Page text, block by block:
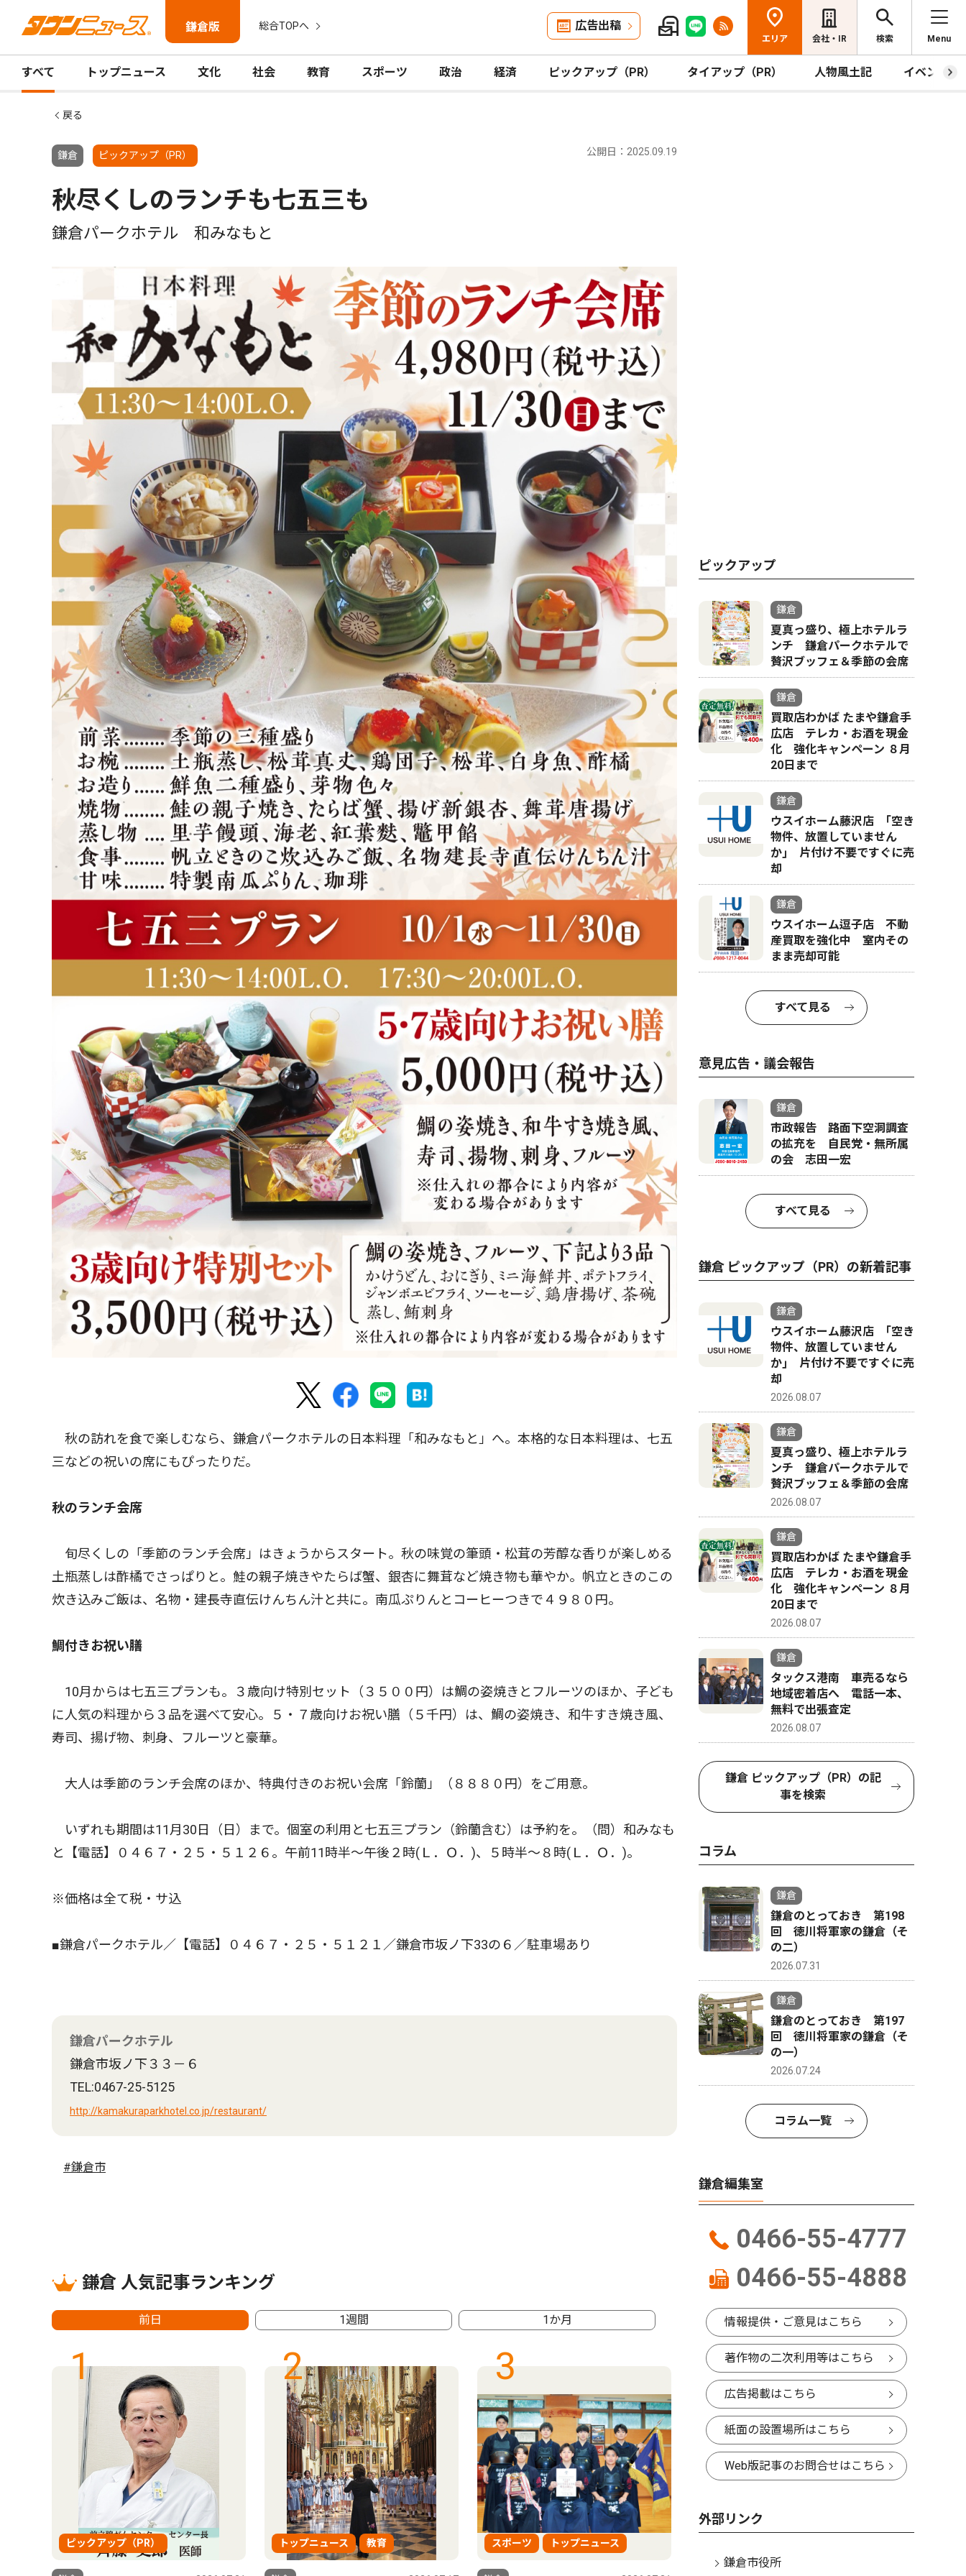
鎌倉版 総合TOPへ 広告出稿
エリア 会社・IR 検索 Menu
すべて トップニュース 文化 社会 教育 スポーツ 政治 経済 ピックアップ（PR） タイアップ（PR） 人物風土記 イベント
戻る
鎌倉 ピックアップ（PR） 公開日：2025.09.19
秋尽くしのランチも七五三も
鎌倉パークホテル 和みなもと
秋の訪れを食で楽しむなら、鎌倉パークホテルの日本料理「和みなもと」へ。本格的な日本料理は、七五
三などの祝いの席にもぴったりだ。
秋のランチ会席
旬尽くしの「季節のランチ会席」はきょうからスタート。秋の味覚の筆頭・松茸の芳醇な香りが楽しめる
土瓶蒸しは酢橘でさっぱりと。鮭の親子焼きやたらば蟹、銀杏に舞茸など焼き物も華やか。帆立ときのこの
炊き込みご飯は、名物・建長寺直伝けんちん汁と共に。南瓜ぷりんとコーヒーつきで４９８０円。
鯛付きお祝い膳
10月からは七五三プランも。３歳向け特別セット（３５００円）は鯛の姿焼きとフルーツのほか、子ども
に人気の料理から３品を選べて安心。５・７歳向けお祝い膳（５千円）は、鯛の姿焼き、和牛すき焼き風、
寿司、揚げ物、刺身、フルーツと豪華。
大人は季節のランチ会席のほか、特典付きのお祝い会席「鈴蘭」（８８８０円）をご用意。
いずれも期間は11月30日（日）まで。個室の利用と七五三プラン（鈴蘭含む）は予約を。（問）和みなも
と【電話】０４６７・２５・５１２６。午前11時半〜午後２時(Ｌ．Ｏ．)、５時半〜８時(Ｌ．Ｏ．)。
※価格は全て税・サ込
■鎌倉パークホテル／【電話】０４６７・２５・５１２１／鎌倉市坂ノ下33の６／駐車場あり
鎌倉パークホテル
鎌倉市坂ノ下３３－６
TEL:0467-25-5125
http://kamakuraparkhotel.co.jp/restaurant/
#鎌倉市
鎌倉 人気記事ランキング
前日 1週間 1か月
1
ピックアップ（PR）
2
トップニュース 教育
3
スポーツ トップニュース
4
ピックアップ
鎌倉
夏真っ盛り、極上ホテルラ
ンチ 鎌倉パークホテルで
贅沢ブッフェ＆季節の会席
鎌倉
買取店わかば たまや鎌倉手
広店 テレカ・お酒を現金
化 強化キャンペーン ８月
20日まで
鎌倉
ウスイホーム藤沢店 ｢空き
物件、放置していません
か｣ 片付け不要ですぐに売
却
鎌倉
ウスイホーム逗子店 不動
産買取を強化中 室内その
まま売却可能
すべて見る
意見広告・議会報告
鎌倉
市政報告 路面下空洞調査
の拡充を 自民党・無所属
の会 志田一宏
すべて見る
鎌倉 ピックアップ（PR）の新着記事
鎌倉
ウスイホーム藤沢店 ｢空き
物件、放置していません
か｣ 片付け不要ですぐに売
却
2026.08.07
鎌倉
夏真っ盛り、極上ホテルラ
ンチ 鎌倉パークホテルで
贅沢ブッフェ＆季節の会席
2026.08.07
鎌倉
買取店わかば たまや鎌倉手
広店 テレカ・お酒を現金
化 強化キャンペーン ８月
20日まで
2026.08.07
鎌倉
タックス港南 車売るなら
地域密着店へ 電話一本、
無料で出張査定
2026.08.07
鎌倉 ピックアップ（PR）の記
事を検索
コラム
鎌倉
鎌倉のとっておき 第198
回 徳川将軍家の鎌倉（そ
の二）
2026.07.31
鎌倉
鎌倉のとっておき 第197
回 徳川将軍家の鎌倉（そ
の一）
2026.07.24
コラム一覧
鎌倉編集室
0466-55-4777
0466-55-4888
情報提供・ご意見はこちら
著作物の二次利用等はこちら
広告掲載はこちら
紙面の設置場所はこちら
Web版記事のお問合せはこちら
外部リンク
鎌倉市役所